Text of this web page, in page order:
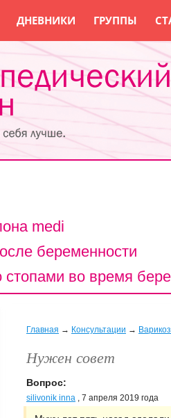
ДНЕВНИКИ ГРУППЫ
medi
беременности
во время
Главная → Консультации →
Нужен совет
Вопрос:
silivonik inna , 7 апреля 2019 года